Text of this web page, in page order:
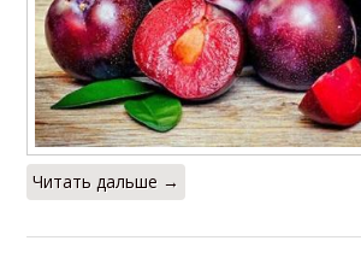
Читать дальше →